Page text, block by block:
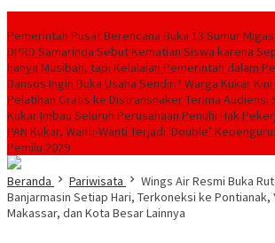
Pemerintah Pusat Berencana Buka 13 Sumur
DPRD Samarinda Sebut Kematian Siswa karena
hanya Musibah, tapi Kelalaian Pemerintah dalam
Bansos Ingin Buka Usaha Sendiri? Warga Kukar
Pelatihan Gratis ke DistransnakerTerima Audiensi
Kukar Imbau Seluruh Perusahaan Penuhi Hak
PAN Kukar, Wanti-Wanti Terjadi ‘Double’
Pemilu 2029
Beranda Pariwisata
Wings Air Resmi Buka
Banjarmasin Setiap Hari, Terkoneksi ke Pontianak,
Makassar, dan Kota Besar Lainnya